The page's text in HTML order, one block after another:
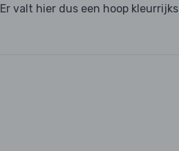
valt hier dus een hoop kleurrijks